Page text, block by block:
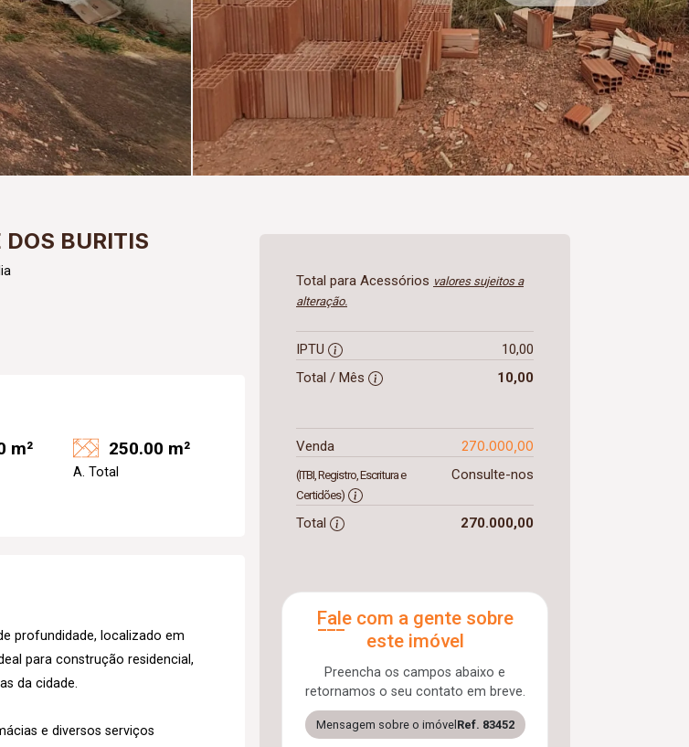
DOS BURITIS
m² 250.00 m²
A. Total
profundidade, localizado em
para construção residencial,
da cidade.
e diversos serviços
Total para Acessórios valores sujeitos a
alteração.
IPTU
10,00
Total / Mês
10,00
Venda 270.000,00
(ITBI, Registro, Escritura e
Certidões)
Consulte-nos
Total 270.000,00
Fale com a gente sobre
este imóvel
Preencha os campos abaixo e
retornamos o seu contato em breve.
Mensagem sobre o imóvel Ref. 83452